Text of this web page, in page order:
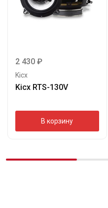
2 430 ₽
Kicx
Kicx RTS-130V
В корзину